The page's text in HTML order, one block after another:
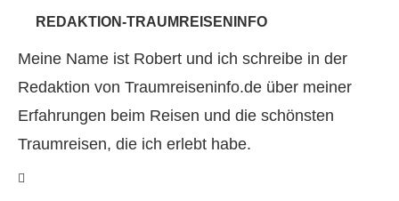
REDAKTION-TRAUMREISENINFO
Meine Name ist Robert und ich schreibe in der
Redaktion von Traumreiseninfo.de über meiner
Erfahrungen beim Reisen und die schönsten
Traumreisen, die ich erlebt habe.